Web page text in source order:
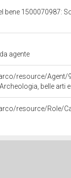
bene 1500070987:
agente
resource/Agent/
belle arti
resource/Role/